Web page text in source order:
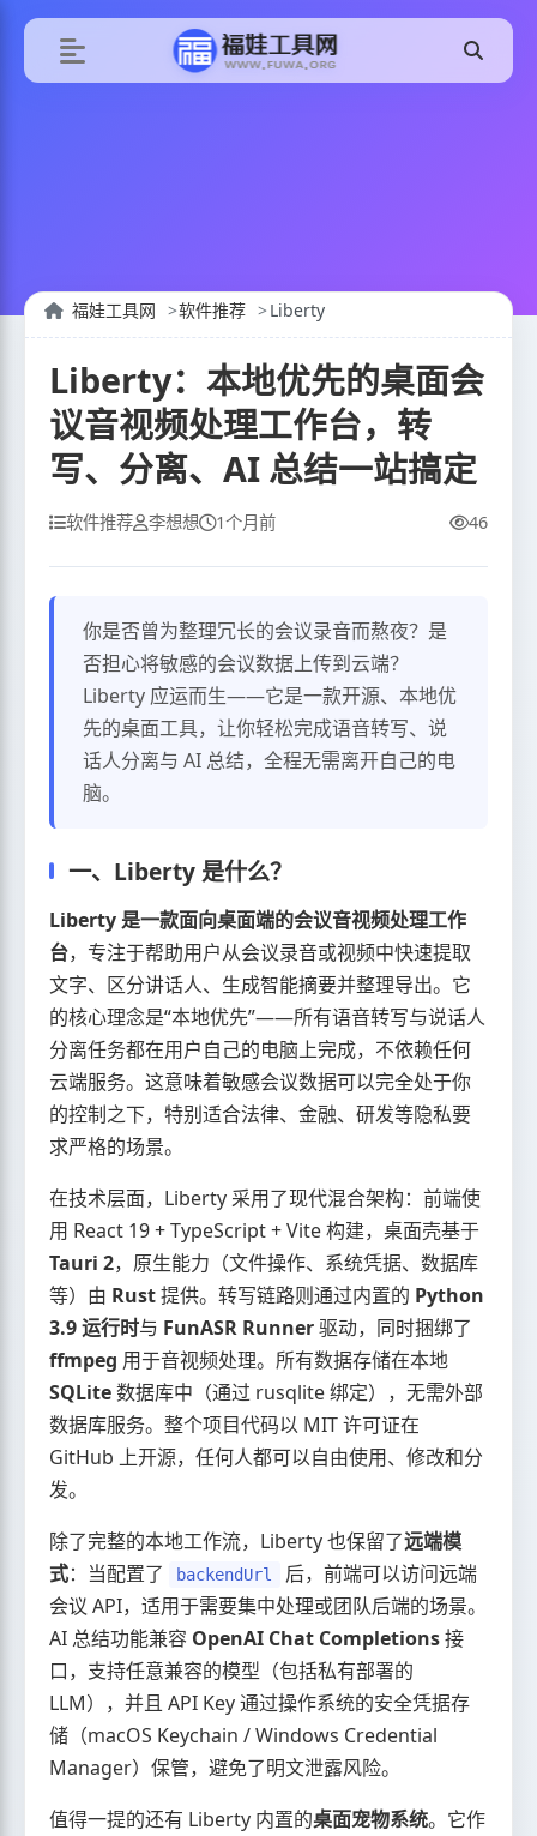
福娃工具网 软件推荐 Liberty
Liberty：本地优先的桌面会
议音视频处理工作台，转
写、分离、AI 总结一站搞定
软件推荐 李想想 1个月前 46
你是否曾为整理冗长的会议录音而熬夜？是
否担心将敏感的会议数据上传到云端？
Liberty 应运而生——它是一款开源、本地优
先的桌面工具，让你轻松完成语音转写、说
话人分离与 AI 总结，全程无需离开自己的电
脑。
一、Liberty 是什么？
Liberty 是一款面向桌面端的会议音视频处理工作
台，专注于帮助用户从会议录音或视频中快速提取
文字、区分讲话人、生成智能摘要并整理导出。它
的核心理念是“本地优先”——所有语音转写与说话人
分离任务都在用户自己的电脑上完成，不依赖任何
云端服务。这意味着敏感会议数据可以完全处于你
的控制之下，特别适合法律、金融、研发等隐私要
求严格的场景。
在技术层面，Liberty 采用了现代混合架构：前端使
用 React 19 + TypeScript + Vite 构建，桌面壳基于
Tauri 2，原生能力（文件操作、系统凭据、数据库
等）由 Rust提供。转写链路则通过内置的 Python
3.9 运行时与 FunASR Runner驱动，同时捆绑了
ffmpeg 用于音视频处理。所有数据存储在本地
SQLite数据库中（通过 rusqlite 绑定），无需外部
数据库服务。整个项目代码以 MIT 许可证在
GitHub 上开源，任何人都可以自由使用、修改和分
发。
除了完整的本地工作流，Liberty 也保留了远端模
式：当配置了 backendUrl
后，前端可以访问远端
会议 API，适用于需要集中处理或团队后端的场景。
AI 总结功能兼容 OpenAI Chat Completions接
口，支持任意兼容的模型（包括私有部署的
LLM），并且 API Key 通过操作系统的安全凭据存
储（macOS Keychain / Windows Credential
Manager）保管，避免了明文泄露风险。
值得一提的还有 Liberty 内置的桌面宠物系统。它作